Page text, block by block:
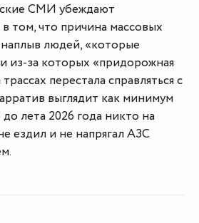
СМИ убеждают
том, что причина массовых
людей, «которые
из-за которых «придорожная
перестала справляться с
выглядит как минимум
лета 2026 года никто на
ездил и не напрягал АЗС